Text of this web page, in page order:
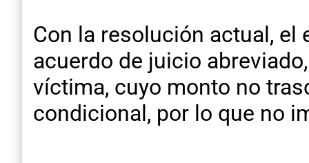
Con la resolución actual,
acuerdo de juicio
víctima, cuyo monto no
condicional, por lo que no